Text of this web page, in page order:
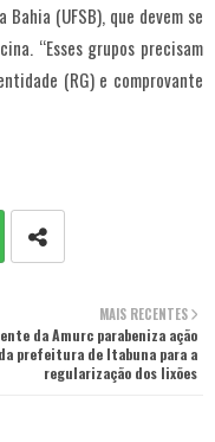
(UFSB), que devem se
“Esses grupos precisam
(RG) e comprovante
MAIS RECENTES
da Amurc parabeniza ação
da prefeitura de Itabuna para a
regularização dos lixões